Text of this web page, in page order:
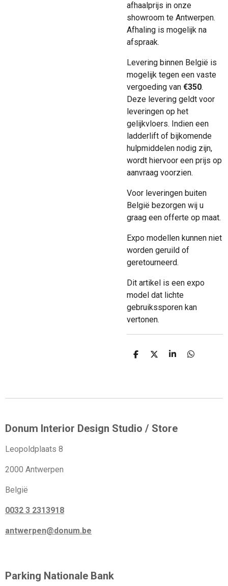
afhaalprijs in onze
showroom te Antwerpen.
Afhaling is mogelijk na
afspraak.
Levering binnen België is
mogelijk tegen een vaste
vergoeding van €350.
Deze levering geldt voor
leveringen op het
gelijkvloers. Indien een
ladderlift of bijkomende
hulpmiddelen nodig zijn,
wordt hiervoor een prijs op
aanvraag voorzien.
Voor leveringen buiten
België bezorgen wij u
graag een offerte op maat.
Expo modellen kunnen niet
worden geruild of
geretourneerd.
Dit artikel is een expo
model dat lichte
gebruikssporen kan
vertonen.
D
D
S
D
Donum Interior Design Studio / Store
Leopoldplaats 8
2000 Antwerpen
België
0032 3 2313918
antwerpen@donum.be
Parking Nationale Bank